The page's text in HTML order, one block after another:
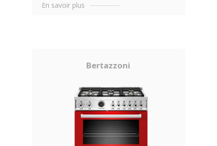
En savoir plus
Bertazzoni